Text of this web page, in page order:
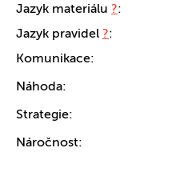
Jazyk materiálu ?:
Jazyk pravidel ?:
Komunikace:
Náhoda:
Strategie:
Náročnost: